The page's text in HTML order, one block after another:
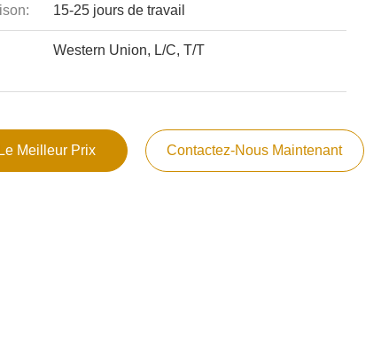
15-25 jours de travail
Western Union, L/C, T/T
Meilleur Prix Contactez-Nous Maintenant